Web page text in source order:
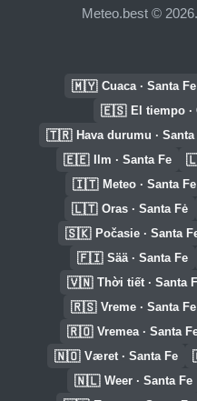
Meteo.best ©
🇲🇾 Cuaca · Santa Fe
🇪🇸 El tiempo
🇹🇷 Hava durumu · Santa
🇪🇪 Ilm · Santa Fe
🇮🇹 Meteo · Santa Fe
🇱🇹 Oras · Santa Fė
🇸🇰 Počasie · Santa
🇫🇮 Sää · Santa Fe
🇻🇳 Thời tiết · Santa
🇷🇸 Vreme · Santa Fe
🇷🇴 Vremea · Santa
🇳🇴 Været · Santa Fe
🇳🇱 Weer · Santa Fe